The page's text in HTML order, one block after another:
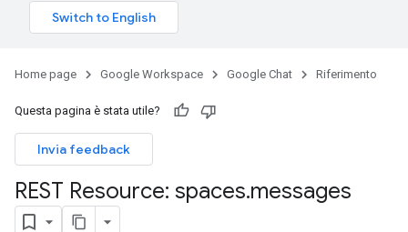
Home page Google Workspace Google Chat Riferimento
Questa pagina è stata utile?
Invia feedback
REST Resource: spaces.messages